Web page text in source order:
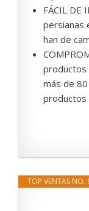
FÁCIL DE
persianas
han de
productos
más de
productos
TOP VENTAS NO.